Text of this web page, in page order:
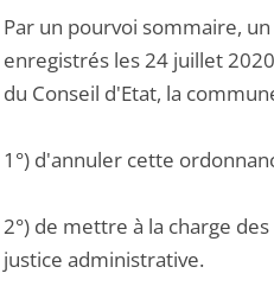
Par un pourvoi sommaire,
enregistrés les 24 juillet
du Conseil d'Etat, la
1°) d'annuler cette
2°) de mettre à la charge
justice administrative.